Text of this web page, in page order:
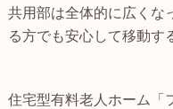
共用部は全体的に広くな
る方でも安心して移動す
住宅型有料老人ホーム「